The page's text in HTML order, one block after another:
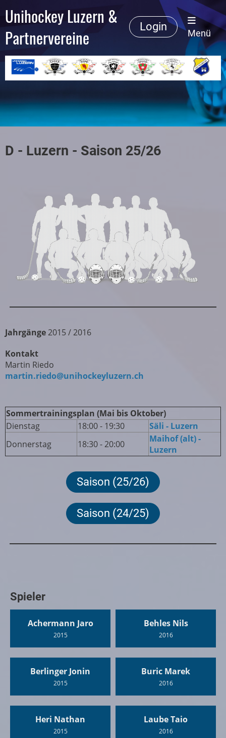
Unihockey Luzern &
Partnervereine
Login
Menü
D - Luzern - Saison 25/26
Jahrgänge2015 / 2016
Kontakt
Martin Riedo
martin.riedo@unihockeyluzern.ch
Sommertrainingsplan (Mai bis Oktober)
Dienstag
18:00 - 19:30
Säli - Luzern
Donnerstag
18:30 - 20:00
Maihof (alt) -
Luzern
Saison (25/26)
Saison (24/25)
Spieler
Achermann Jaro
2015
Behles Nils
2016
Berlinger Jonin
2015
Buric Marek
2016
Heri Nathan
2015
Laube Taio
2016